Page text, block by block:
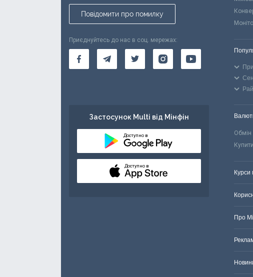
Повідомити про помилку
Приєднуйтесь до нас в соц. мережах:
Застосунок Multi від Мінфін
Доступно в
Доступно в
Обмін
Курси
Про